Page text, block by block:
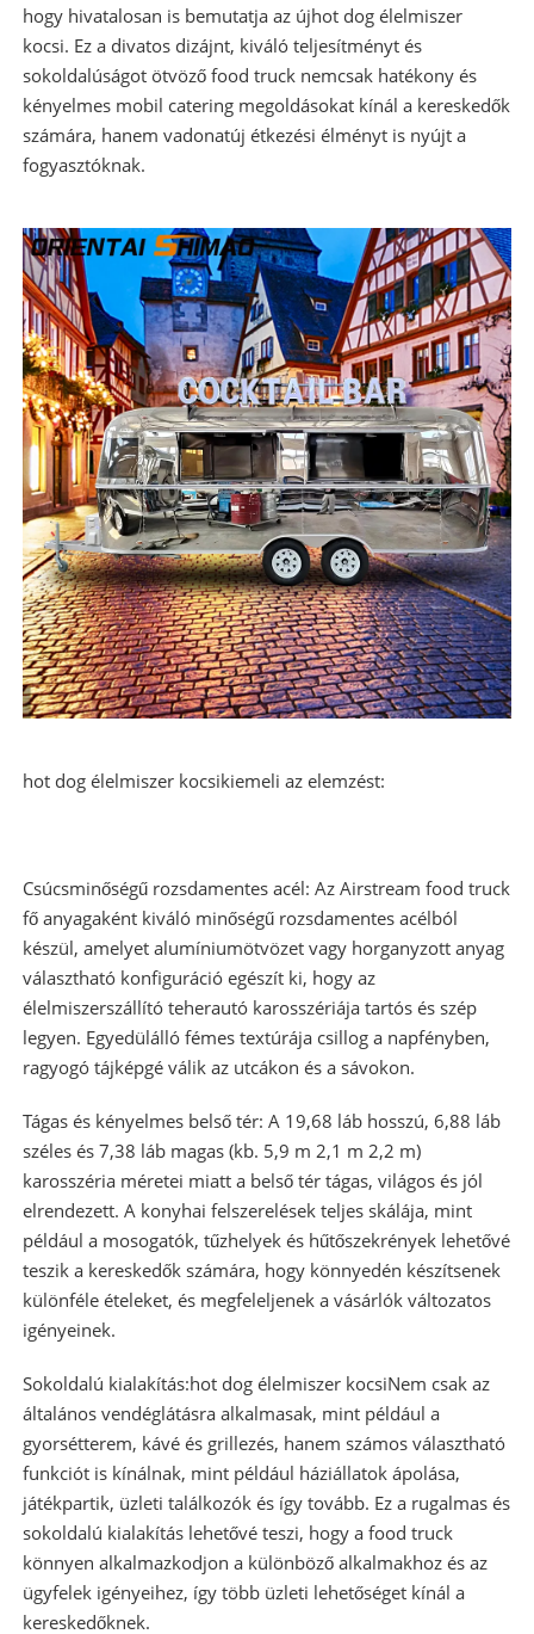
hogy hivatalosan is bemutatja az újhot dog élelmiszer
kocsi. Ez a divatos dizájnt, kiváló teljesítményt és
sokoldalúságot ötvöző food truck nemcsak hatékony és
kényelmes mobil catering megoldásokat kínál a kereskedők
számára, hanem vadonatúj étkezési élményt is nyújt a
fogyasztóknak.
hot dog élelmiszer kocsikiemeli az elemzést:
Csúcsminőségű rozsdamentes acél: Az Airstream food truck
fő anyagaként kiváló minőségű rozsdamentes acélból
készül, amelyet alumíniumötvözet vagy horganyzott anyag
választható konfiguráció egészít ki, hogy az
élelmiszerszállító teherautó karosszériája tartós és szép
legyen. Egyedülálló fémes textúrája csillog a napfényben,
ragyogó tájképgé válik az utcákon és a sávokon.
Tágas és kényelmes belső tér: A 19,68 láb hosszú, 6,88 láb
széles és 7,38 láb magas (kb. 5,9 m 2,1 m 2,2 m)
karosszéria méretei miatt a belső tér tágas, világos és jól
elrendezett. A konyhai felszerelések teljes skálája, mint
például a mosogatók, tűzhelyek és hűtőszekrények lehetővé
teszik a kereskedők számára, hogy könnyedén készítsenek
különféle ételeket, és megfeleljenek a vásárlók változatos
igényeinek.
Sokoldalú kialakítás:hot dog élelmiszer kocsiNem csak az
általános vendéglátásra alkalmasak, mint például a
gyorsétterem, kávé és grillezés, hanem számos választható
funkciót is kínálnak, mint például háziállatok ápolása,
játékpartik, üzleti találkozók és így tovább. Ez a rugalmas és
sokoldalú kialakítás lehetővé teszi, hogy a food truck
könnyen alkalmazkodjon a különböző alkalmakhoz és az
ügyfelek igényeihez, így több üzleti lehetőséget kínál a
kereskedőknek.